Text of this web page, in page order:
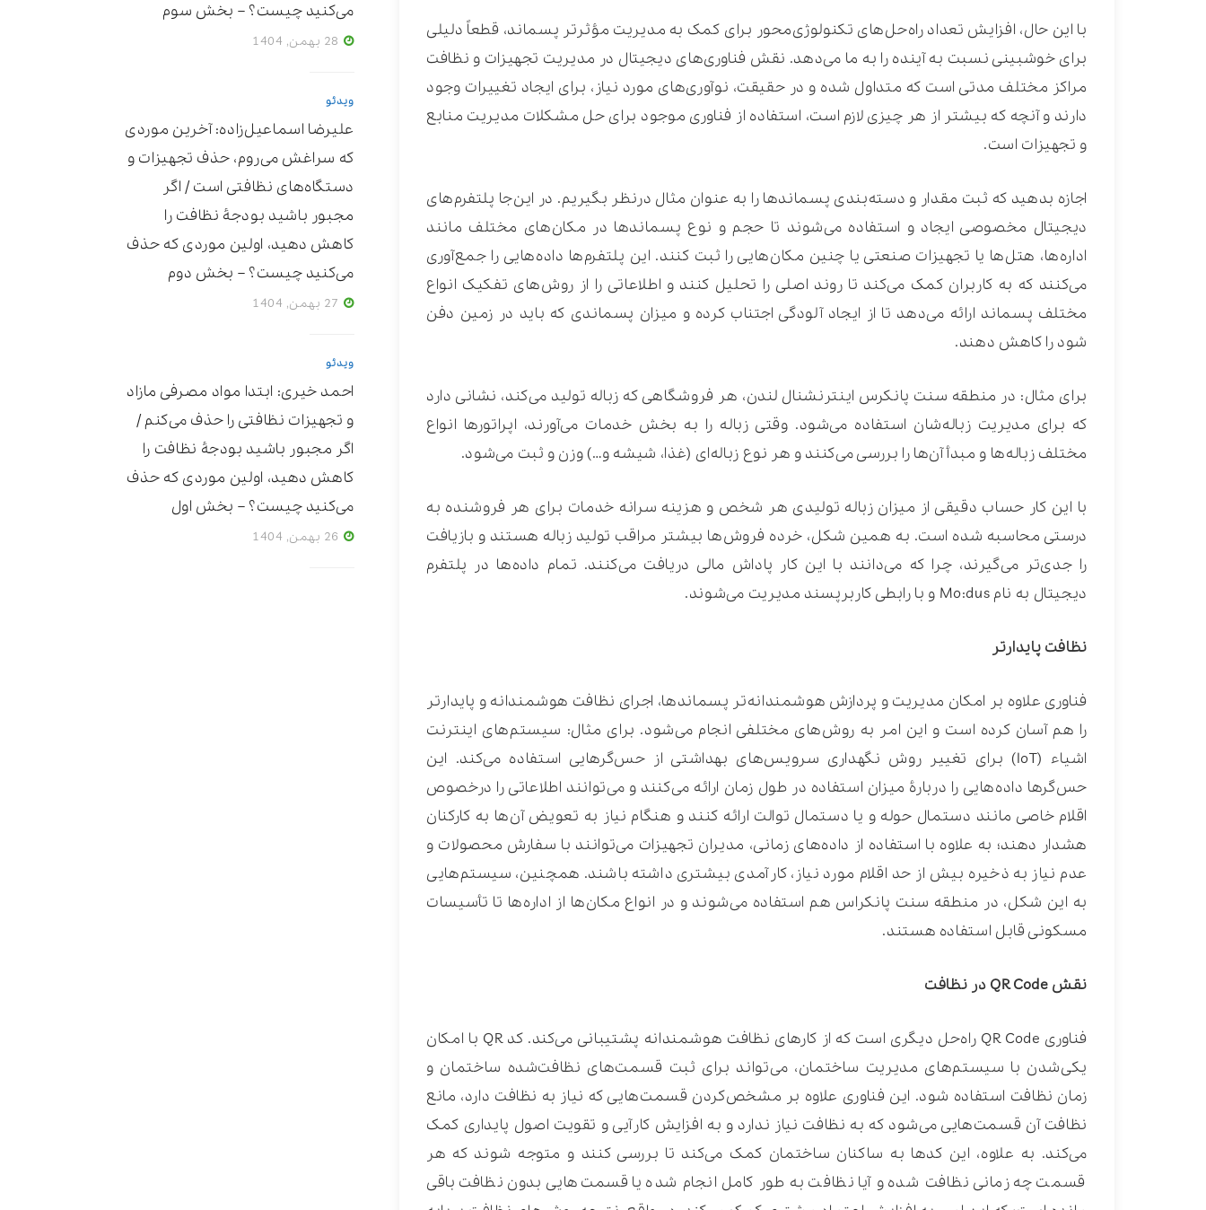
با این حال، افزایش تعداد راه‌حل‌های تکنولوژی‌محور برای کمک به مدیریت مؤثرتر پسماند، قطعاً دلیلی
برای خوشبینی نسبت به آینده را به ما می‌دهد. نقش فناوری‌های دیجیتال در مدیریت تجهیزات و نظافت
مراکز مختلف مدتی است که متداول شده و در حقیقت، نوآوری‌های مورد نیاز، برای ایجاد تغییرات وجود
دارند و آنچه که بیشتر از هر چیزی لازم است، استفاده از فناوری موجود برای حل مشکلات مدیریت منابع
و تجهیزات است.
اجازه بدهید که ثبت مقدار و دسته‌بندی پسماندها را به عنوان مثال درنظر بگیریم. در این‌جا پلتفرم‌های
دیجیتال مخصوصی ایجاد و استفاده می‌شوند تا حجم و نوع پسماندها در مکان‌های مختلف مانند
اداره‌ها، هتل‌ها یا تجهیزات صنعتی یا چنین مکان‌هایی را ثبت کنند. این پلتفرم‌ها داده‌هایی را جمع‌آوری
می‌کنند که به کاربران کمک می‌کند تا روند اصلی را تحلیل کنند و اطلاعاتی را از روش‌های تفکیک انواع
مختلف پسماند ارائه می‌دهد تا از ایجاد آلودگی اجتناب کرده و میزان پسماندی که باید در زمین دفن
شود را کاهش دهند.
برای مثال: در منطقه سنت پانکرس اینترنشنال لندن، هر فروشگاهی که زباله تولید می‌کند، نشانی دارد
که برای مدیریت زباله‌شان استفاده می‌شود. وقتی زباله را به بخش خدمات می‌آورند، اپراتورها انواع
مختلف زباله‌ها و مبدأ آن‌ها را بررسی می‌کنند و هر نوع زباله‌ای (غذا، شیشه و…) وزن و ثبت می‌شود.
با این کار حساب دقیقی از میزان زباله تولیدی هر شخص و هزینه سرانه خدمات برای هر فروشنده‌ به
درستی محاسبه شده است. به همین شکل، خرده فروش‌ها بیشتر مراقب تولید زباله هستند و بازیافت
را جدی‌تر می‌گیرند، چرا که می‌دانند با این کار پاداش مالی دریافت می‌کنند. تمام داده‌ها در پلتفرم
دیجیتال به نام Mo:dus و با رابطی کاربرپسند مدیریت می‌شوند.
نظافت پایدارتر
فناوری علاوه بر امکان مدیریت و پردازش هوشمندانه‌تر پسماندها، اجرای نظافت هوشمندانه و پایدارتر
را هم آسان کرده است و این امر به روش‌های مختلفی انجام می‌شود. برای مثال: سیستم‌های اینترنت
اشیاء (IoT) برای تغییر روش نگهداری سرویس‌های بهداشتی از حس‎‌گرهایی استفاده می‌کند. این
حس‌گرها داده‌هایی را دربارۀ میزان استفاده در طول زمان ارائه می‌کنند و می‌توانند اطلاعاتی را درخصوص
اقلام خاصی مانند دستمال حوله و یا دستمال توالت ارائه کنند و هنگام نیاز به تعویض آن‌ها به کارکنان
هشدار دهند؛ به علاوه با استفاده از داده‌های زمانی، مدیران تجهیزات می‌توانند با سفارش محصولات و
عدم نیاز به ذخیره بیش از حد اقلام مورد نیاز، کارآمدی بیشتری داشته باشند. همچنین، سیستم‌هایی
به این شکل، در منطقه سنت پانکراس هم استفاده می‌شوند و در انواع مکان‌ها از اداره‌ها تا تأسیسات
مسکونی قابل استفاده هستند.
نقش QR Code در نظافت
فناوری QR Code راه‌حل دیگری است که از کارهای نظافت هوشمندانه پشتیبانی می‌کند. کد QR با امکان
یکی‌شدن با سیستم‌های مدیریت ساختمان، می‌تواند برای ثبت قسمت‌های نظافت‌شده ساختمان و
زمان نظافت استفاده شود. این فناوری علاوه بر مشخص‌کردن قسمت‌هایی که نیاز به نظافت دارد، مانع
نظافت آن قسمت‌هایی می‌شود که به نظافت نیاز ندارد و به افزایش کارآیی و تقویت اصول پایداری کمک
می‌کند. به علاوه، این کدها به ساکنان ساختمان کمک می‌کند تا بررسی کنند و متوجه شوند که هر
قسمت چه زمانی نظافت شده و آیا نظافت به طور کامل انجام شده یا قسمت‌هایی بدون نظافت باقی
می‌کنید چیست؟ – بخش سوم
ویدئو
علیرضا اسماعیل‌زاده: آخرین موردی
که سراغش می‌روم، حذف تجهیزات و
دستگاه‌های نظافتی است / اگر
مجبور باشید بودجۀ نظافت را
کاهش دهید، اولین موردی که حذف
می‌کنید چیست؟ – بخش دوم
ویدئو
احمد خیری: ابتدا مواد مصرفی مازاد
و تجهیزات نظافتی را حذف می‌کنم /
اگر مجبور باشید بودجۀ نظافت را
کاهش دهید، اولین موردی که حذف
می‌کنید چیست؟ – بخش اول